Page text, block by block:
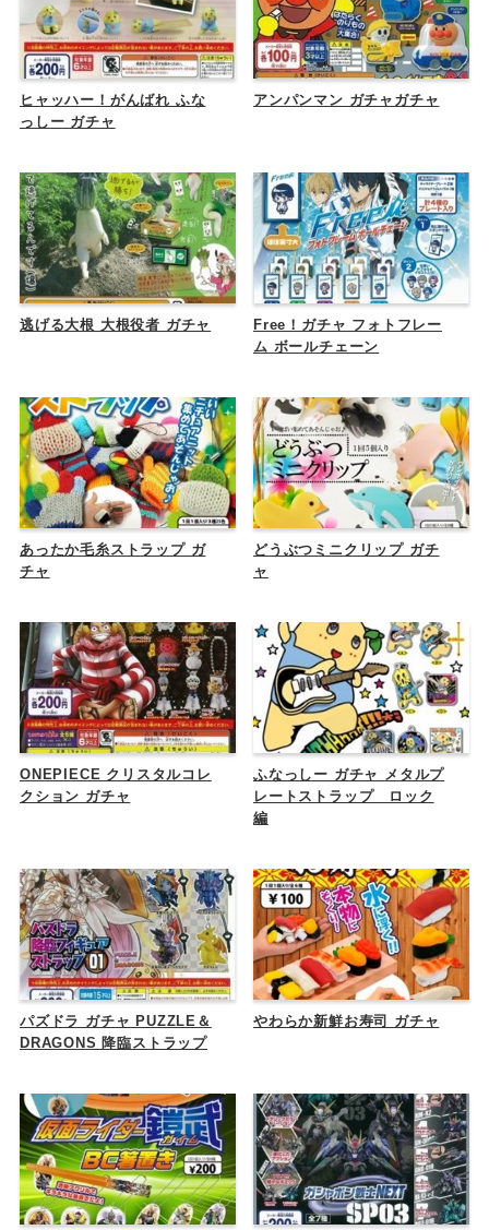
ヒャッハー！がんばれ ふな
っしー ガチャ
アンパンマン ガチャガチャ
逃げる大根 大根役者 ガチャ
Free！ガチャ フォトフレー
ム ボールチェーン
あったか毛糸ストラップ ガ
チャ
どうぶつミニクリップ ガチ
ャ
ONEPIECE クリスタルコレ
クション ガチャ
ふなっしー ガチャ メタルプ
レートストラップ ロック
編
パズドラ ガチャ PUZZLE＆
DRAGONS 降臨ストラップ
やわらか新鮮お寿司 ガチャ